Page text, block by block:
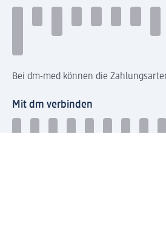
Bei dm-med können die
Mit dm verbinden